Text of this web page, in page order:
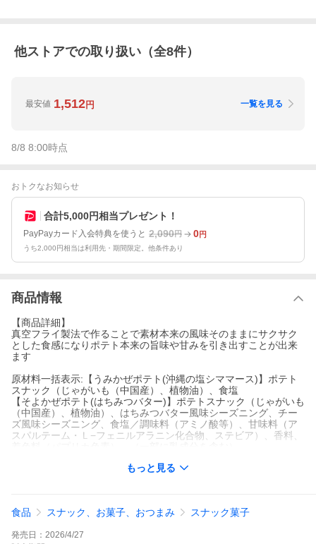
他ストアでの取り扱い（全8件）
最安値 1,512円 一覧を見る
8/8 8:00時点
おトクなお知らせ
合計5,000円相当プレゼント！
PayPayカード入会特典を使うと 2,090円 0円
うち2,000円相当は利用先・期間限定。他条件あり
商品情報
【商品詳細】
真空フライ製法で作ることで素材本来の風味そのままにサクサク
とした食感になりポテト本来の旨味や甘みを引き出すことが出来
ます
原材料一括表示:【うみかぜポテト(沖縄の塩シママース)】ポテト
スナック（じゃがいも（中国産）、植物油）、食塩
【そよかぜポテト(はちみつバター)】ポテトスナック（じゃがいも
（中国産）、植物油）、はちみつバター風味シーズニング、チー
ズ風味シーズニング、食塩／調味料（アミノ酸等）、甘味料（ア
スパルテーム・Ｌ−フェニルアラニン化合物、ステビア）、香料、
賞味期限:常温185日
もっと見る
食品 スナック、お菓子、おつまみ スナック菓子
発売日： 2026/4/27